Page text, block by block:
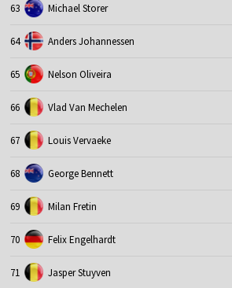
63 Michael Storer
64 Anders Johannessen
65 Nelson Oliveira
66 Vlad Van Mechelen
67 Louis Vervaeke
68 George Bennett
69 Milan Fretin
70 Felix Engelhardt
71 Jasper Stuyven